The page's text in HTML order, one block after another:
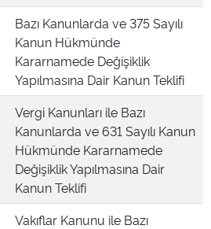
Bazı Kanunlarda ve 375 Sayılı
Kanun Hükmünde
Kararnamede Değişiklik
Yapılmasına Dair Kanun Teklifi
Vergi Kanunları ile Bazı
Kanunlarda ve 631 Sayılı Kanun
Hükmünde Kararnamede
Değişiklik Yapılmasına Dair
Kanun Teklifi
Vakıflar Kanunu ile Bazı